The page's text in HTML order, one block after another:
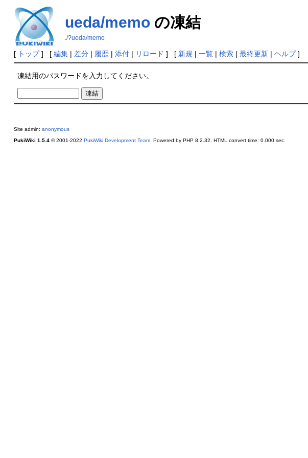
ueda/memoの凍結
./?ueda/memo
[ トップ] [ 編集| 差分| 履歴| 添付| リロード ] [ 新規 | 一覧| 検索| 最終更新| ヘルプ]
凍結用のパスワードを入力してください。
Site admin: anonymous
PukiWiki 1.5.4© 2001-2022 PukiWiki Development Team. Powered by PHP 8.2.32. HTML convert time: 0.000 sec.